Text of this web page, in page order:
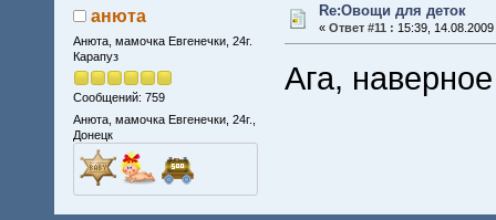
анюта
Анюта, мамочка Евгенечки, 24г.
Карапуз
Сообщений: 759
Анюта, мамочка Евгенечки, 24г.,
Донецк
Re:Овощи для деток
« Ответ #11 : 15:39, 14.08.2009
Ага,